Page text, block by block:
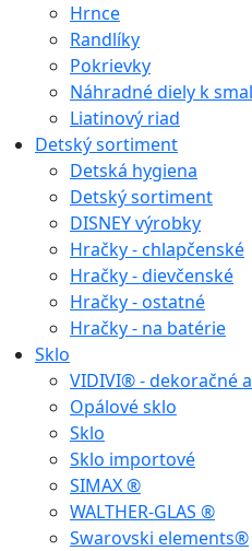
Hrnce
Randlíky
Pokrievky
Náhradné diely k
Liatinový riad
Detský sortiment
Detská hygiena
Detský sortiment
DISNEY výrobky
Hračky - chlapčenské
Hračky - dievčenské
Hračky - ostatné
Hračky - na batérie
Sklo
VIDIVI® - dekoračné
Opálové sklo
Sklo
Sklo importové
SIMAX ®
WALTHER-GLAS ®
Swarovski elements®